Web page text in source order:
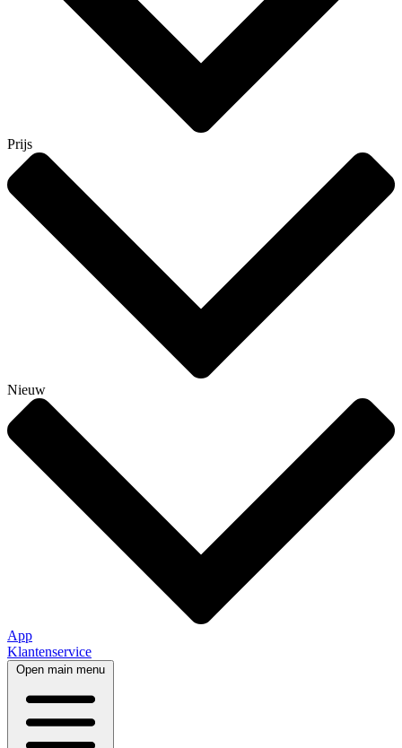
Prijs
Nieuw
App
Klantenservice
Open main menu